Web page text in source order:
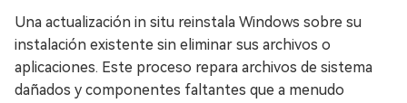
Una actualización in situ reinstala Windows sobre su
instalación existente sin eliminar sus archivos o
aplicaciones. Este proceso repara archivos de sistema
dañados y componentes faltantes que a menudo